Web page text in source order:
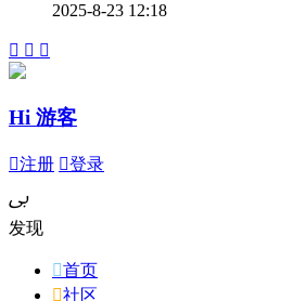
2025-8-23 12:18
  
Hi 游客
注册 登录
ﰉ
发现
首页
社区